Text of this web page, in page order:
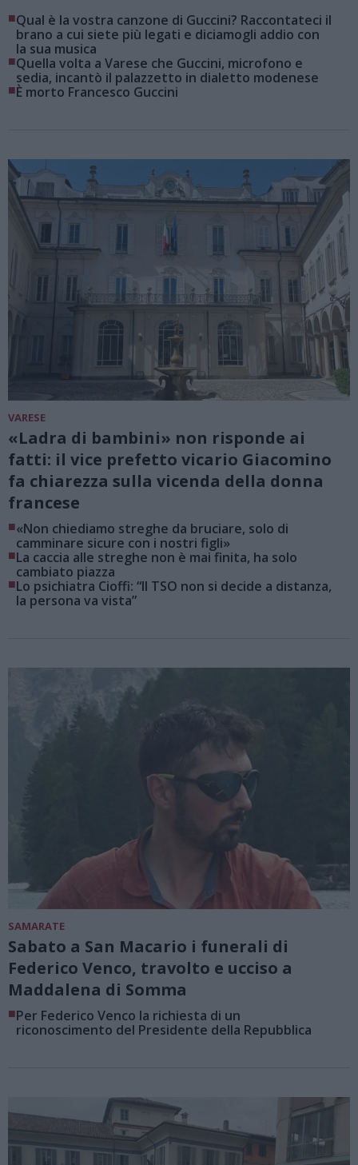
■Qual è la vostra canzone di Guccini? Raccontateci il
brano a cui siete più legati e diciamogli addio con
la sua musica
■Quella volta a Varese che Guccini, microfono e
sedia, incantò il palazzetto in dialetto modenese
■È morto Francesco Guccini
VARESE
«Ladra di bambini» non risponde ai
fatti: il vice prefetto vicario Giacomino
fa chiarezza sulla vicenda della donna
francese
■«Non chiediamo streghe da bruciare, solo di
camminare sicure con i nostri figli»
■La caccia alle streghe non è mai finita, ha solo
cambiato piazza
■Lo psichiatra Cioffi: “Il TSO non si decide a distanza,
la persona va vista”
SAMARATE
Sabato a San Macario i funerali di
Federico Venco, travolto e ucciso a
Maddalena di Somma
■Per Federico Venco la richiesta di un
riconoscimento del Presidente della Repubblica